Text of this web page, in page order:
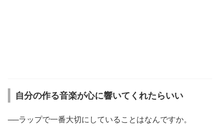
自分の作る音楽が心に響いてくれたらいい
──ラップで一番大切にしていることはなんですか。